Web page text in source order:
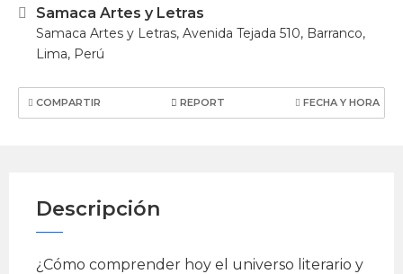
Samaca Artes y Letras
Samaca Artes y Letras, Avenida Tejada 510, Barranco,
Lima, Perú
COMPARTIR REPORT FECHA Y HORA
Descripción
¿Cómo comprender hoy el universo literario y